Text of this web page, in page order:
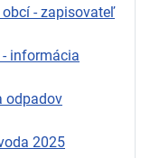
- zapisovateľ
informácia
odpadov
2025